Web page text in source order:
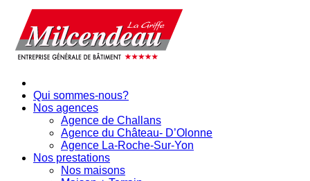
Qui sommes-nous?
Nos agences
Agence de Challans
Agence du Château- D’Olonne
Agence La-Roche-Sur-Yon
Nos prestations
Nos maisons